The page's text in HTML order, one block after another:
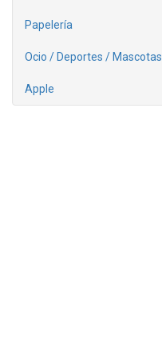
Papelería
Ocio / Deportes / Mascotas
Apple